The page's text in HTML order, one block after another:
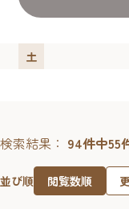
土
検索結果： 94件中55
並び順 閲覧数順